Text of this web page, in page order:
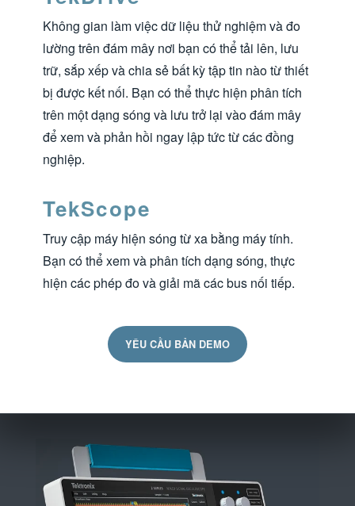
Không gian làm việc dữ liệu thử nghiệm và đo
lường trên đám mây nơi bạn có thể tải lên, lưu
trữ, sắp xếp và chia sẻ bất kỳ tập tin nào từ thiết
bị được kết nối. Bạn có thể thực hiện phân tích
trên một dạng sóng và lưu trở lại vào đám mây
để xem và phản hồi ngay lập tức từ các đồng
nghiệp.
TekScope
Truy cập máy hiện sóng từ xa bằng máy tính.
Bạn có thể xem và phân tích dạng sóng, thực
hiện các phép đo và giải mã các bus nối tiếp.
YÊU CẦU BẢN DEMO